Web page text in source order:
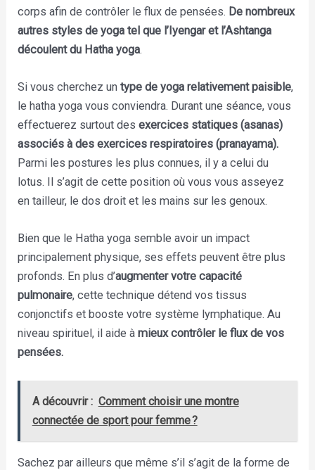
corps afin de contrôler le flux de pensées. De nombreux
autres styles de yoga tel que l’Iyengar et l’Ashtanga
découlent du Hatha yoga.
Si vous cherchez untype de yoga relativement paisible,
le hatha yoga vous conviendra. Durant une séance, vous
effectuerez surtout desexercices statiques (asanas)
associés à des exercices respiratoires (pranayama).
Parmi les postures les plus connues, il y a celui du
lotus. Il s’agit de cette position où vous vous asseyez
en tailleur, le dos droit et les mains sur les genoux.
Bien que le Hatha yoga semble avoir un impact
principalement physique, ses effets peuvent être plus
profonds. En plus d’augmenter votre capacité
pulmonaire, cette technique détend vos tissus
conjonctifs et booste votre système lymphatique. Au
niveau spirituel, il aide àmieux contrôler le flux de vos
pensées.
A découvrir : Comment choisir une montre
connectée de sport pour femme ?
Sachez par ailleurs que même s’il s’agit de la forme de